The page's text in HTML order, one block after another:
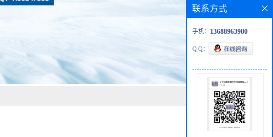
联系方式
手机： 13688963980
Q Q：